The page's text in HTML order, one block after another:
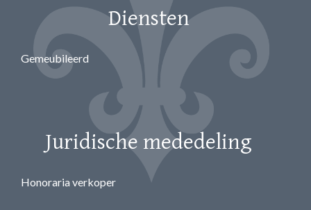
Diensten
Gemeubileerd
Juridische mededeling
Honoraria verkoper